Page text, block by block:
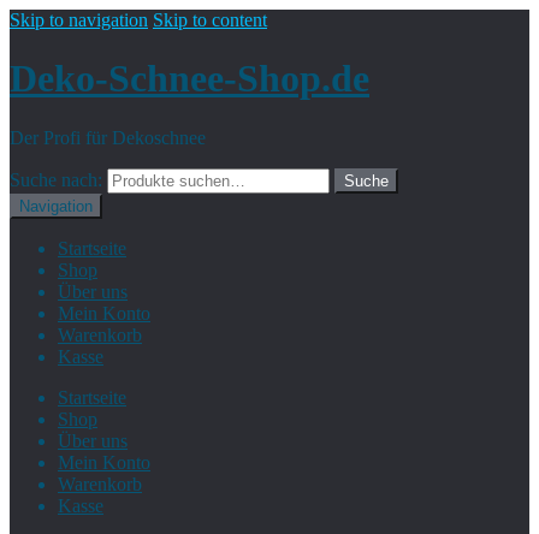
Skip to navigation Skip to content
Deko-Schnee-Shop.de
Der Profi für Dekoschnee
Suche nach:
Suche
Navigation
Startseite
Shop
Über uns
Mein Konto
Warenkorb
Kasse
Startseite
Shop
Über uns
Mein Konto
Warenkorb
Kasse